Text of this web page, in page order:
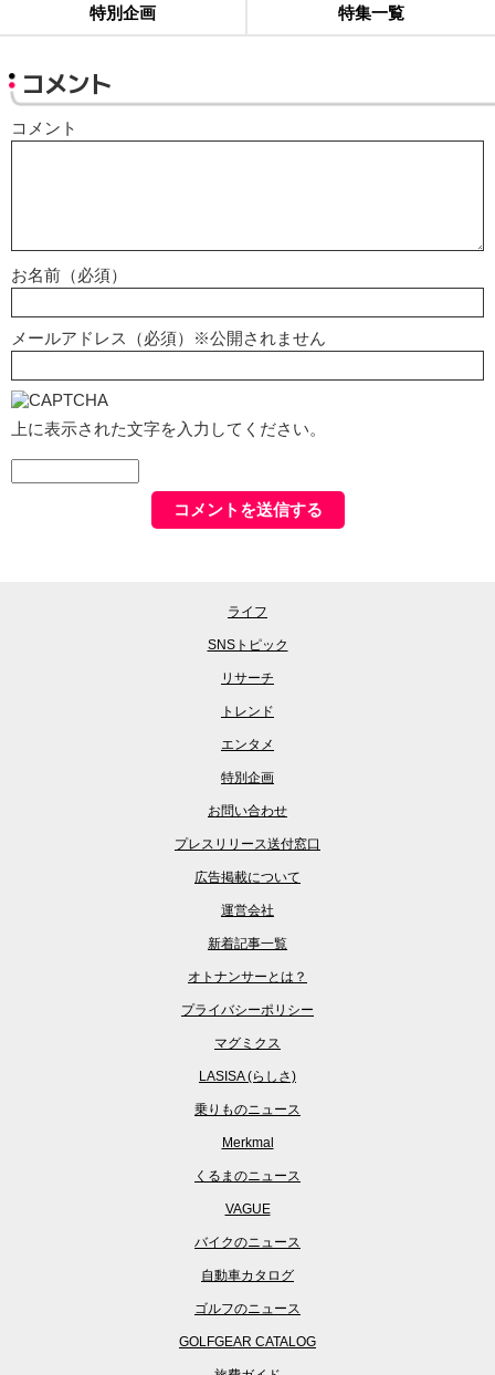
特別企画 特集一覧
コメント
コメント
お名前（必須）
メールアドレス（必須）※公開されません
上に表示された文字を入力してください。
ライフ
SNSトピック
リサーチ
トレンド
エンタメ
特別企画
お問い合わせ
プレスリリース送付窓口
広告掲載について
運営会社
新着記事一覧
オトナンサーとは？
プライバシーポリシー
マグミクス
LASISA (らしさ)
乗りものニュース
Merkmal
くるまのニュース
VAGUE
バイクのニュース
自動車カタログ
ゴルフのニュース
GOLFGEAR CATALOG